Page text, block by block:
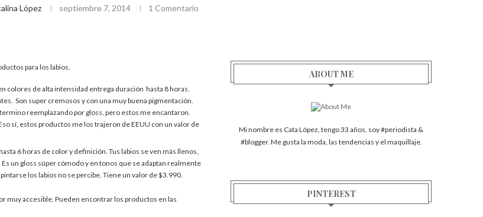
López septiembre 7, 2014 1 Comentario
para los labios.
colores de alta intensidad entrega duración hasta 8 horas.
Son super cremosos y con una muy buena pigmentación.
reemplazando por gloss, pero estos me encantaron.
sí, estos productos me los trajeron de EEUU con un valor de
6 horas de color y definición. Tus labios se ven más llenos,
un gloss súper cómodo y en tonos que se adaptan realmente
los labios no se percibe. Tiene un valor de $3.990.
muy accesible. Pueden encontrar los productos en las
ABOUT ME
Mi nombre es Cata López, tengo 33 años, soy #periodista &
#blogger. Me gusta la moda, las tendencias y el maquillaje.
PINTEREST